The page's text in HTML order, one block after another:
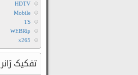
HDTV
Mobile
TS
WEBRip
x265
تفکیک ژانر